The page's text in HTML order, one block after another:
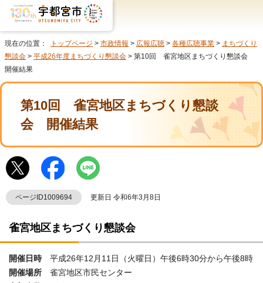
現在の位置： トップページ > 市政情報 > 広報広聴 > 各種広聴事業 > まちづくり
懇談会 > 平成26年度まちづくり懇談会 > 第10回 雀宮地区まちづくり懇談会
開催結果
第10回 雀宮地区まちづくり懇談
会 開催結果
ページID1009694 更新日 令和6年3月8日
雀宮地区まちづくり懇談会
開催日時平成26年12月11日（火曜日）午後6時30分から午後8時
開催場所 雀宮地区市民センター